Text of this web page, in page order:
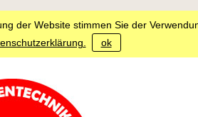
der Website stimmen Sie der
ok